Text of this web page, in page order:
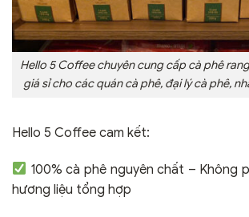
Hello 5 Coffee chuyên cung cấp cà phê
giá sỉ cho các quán cà phê, đại lý cà phê,
Hello 5 Coffee cam kết:
100% cà phê nguyên chất – Không
hương liệu tổng hợp